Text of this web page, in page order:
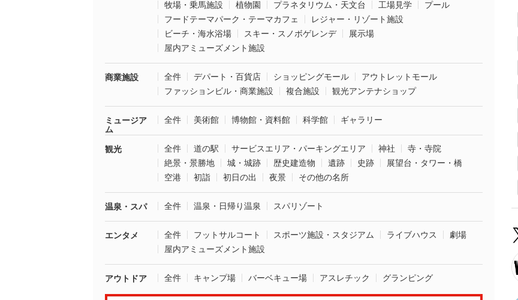
牧場・乗馬施設
植物園 プラネタリウム・天文台 工場見学
プール
フードテーマパーク・テーマカフェ
レジャー・リゾート施設
ビーチ・海水浴場
スキー・スノボゲレンデ
展示場
屋内アミューズメント施設
商業施設 全件 デパート・百貨店 ショッピングモール
アウトレットモール
ファッションビル・商業施設
複合施設 観光アンテナショップ
ミュージア
ム
全件 美術館 博物館・資料館 科学館 ギャラリー
観光 全件 道の駅 サービスエリア・パーキングエリア 神社
寺・寺院
絶景・景勝地
城・城跡 歴史建造物 遺跡 史跡
展望台・タワー・橋
空港
初詣 初日の出 夜景 その他の名所
温泉・スパ 全件 温泉・日帰り温泉 スパリゾート
エンタメ 全件 フットサルコート スポーツ施設・スタジアム ライブハウス
劇場
屋内アミューズメント施設
アウトドア 全件 キャンプ場 バーベキュー場 アスレチック グランピング